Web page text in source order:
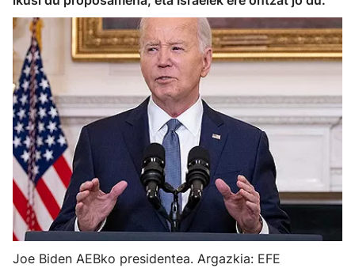
Joe Biden AEBko presidentea. Argazkia: EFE